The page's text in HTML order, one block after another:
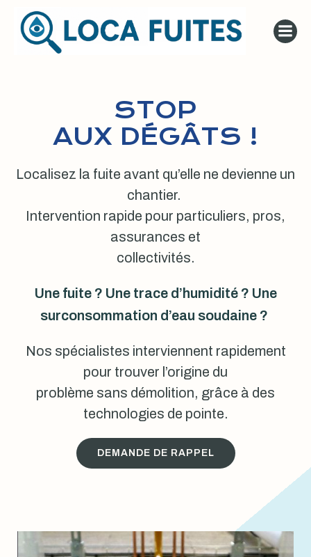
au
contenu
STOP
AUX DÉGÂTS !
Localisez la fuite avant qu’elle ne devienne un
chantier.
Intervention rapide pour particuliers, pros,
assurances et
collectivités.
Une fuite ? Une trace d’humidité ? Une
surconsommation d’eau soudaine ?
Nos spécialistes interviennent rapidement
pour trouver l’origine du
problème sans démolition, grâce à des
technologies de pointe.
DEMANDE DE RAPPEL